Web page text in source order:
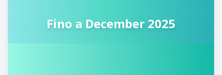
Fino a December 2025